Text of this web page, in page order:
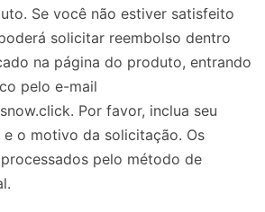
Se você não estiver satisfeito
solicitar reembolso dentro
na página do produto, entrando
pelo e-mail
Por favor, inclua seu
o motivo da solicitação. Os
pelo método de